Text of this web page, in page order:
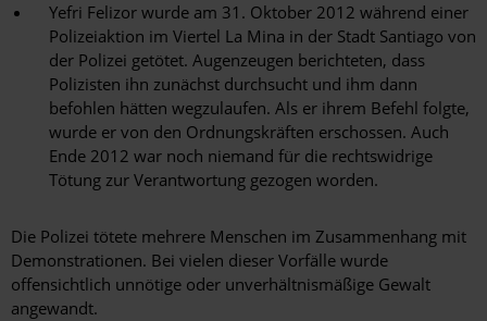
Yefri Felizor wurde am 31. Oktober 2012 während einer
Polizeiaktion im Viertel La Mina in der Stadt Santiago von
der Polizei getötet. Augenzeugen berichteten, dass
Polizisten ihn zunächst durchsucht und ihm dann
befohlen hätten wegzulaufen. Als er ihrem Befehl folgte,
wurde er von den Ordnungskräften erschossen. Auch
Ende 2012 war noch niemand für die rechtswidrige
Tötung zur Verantwortung gezogen worden.
Die Polizei tötete mehrere Menschen im Zusammenhang mit
Demonstrationen. Bei vielen dieser Vorfälle wurde
offensichtlich unnötige oder unverhältnismäßige Gewalt
angewandt.